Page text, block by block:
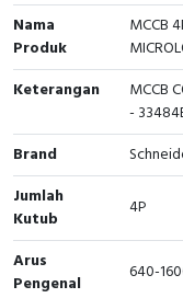
Photoelectric
Cam Switch
Capacitive Sensors
Safety Switch
Radio Frequency
Nama
Produk
MCCB
Keterangan
MCCB
-
Brand
Jumlah
Kutub
4P
Arus
Pengenal
640-